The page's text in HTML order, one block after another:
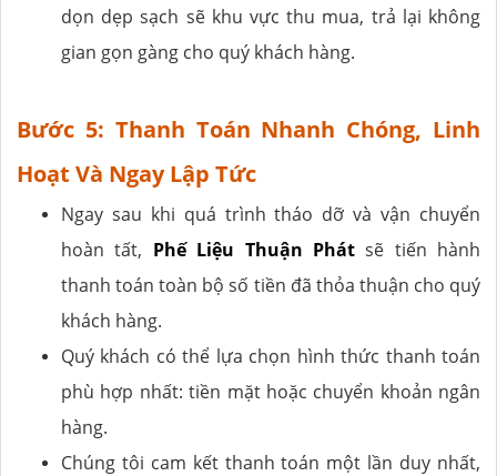
dọn dẹp sạch sẽ khu vực thu mua, trả lại không
gian gọn gàng cho quý khách hàng.
Bước 5: Thanh Toán Nhanh Chóng, Linh
Hoạt Và Ngay Lập Tức
Ngay sau khi quá trình tháo dỡ và vận chuyển
hoàn tất, Phế Liệu Thuận Phátsẽ tiến hành
thanh toán toàn bộ số tiền đã thỏa thuận cho quý
khách hàng.
Quý khách có thể lựa chọn hình thức thanh toán
phù hợp nhất: tiền mặt hoặc chuyển khoản ngân
hàng.
Chúng tôi cam kết thanh toán một lần duy nhất,